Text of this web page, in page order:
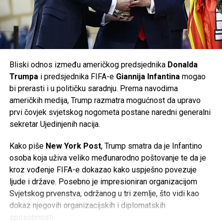
Mail
kompanije. Prema njemačkim medijima, odbor je u početnoj
fazi odbio dio predloženih mjera.
Volkswagen je ranije potvrdio da će do kraja decenije u
35.000biti u matičnom brendu Volkswagen, dok će
ostatak biti raspoređen na kompanije unutar grupacije,
uključujući AudiiPorsche. Do sada je više od37.000
zaposlenihveć prihvatilo programe dobrovoljnog odlaska
iz kompanije.
evropski proizvođač automobila nalazi pred jednim od
najvećih izazova u svojoj historiji, dok će naredni mjeseci
biti ključni za budući smjer razvoja kompanije.
Share Post
Share
Bliski odnos između američkog predsjednika Donalda
Trumpai predsjednika FIFA-e Giannija Infantinamogao
bi prerasti i u političku saradnju. Prema navodima
američkih medija, Trump razmatra mogućnost da upravo
prvi čovjek svjetskog nogometa postane naredni generalni
sekretar Ujedinjenih nacija.
Kako piše New York Post, Trump smatra da je Infantino
osoba koja uživa veliko međunarodno poštovanje te da je
kroz vođenje FIFA-e dokazao kako uspješno povezuje
ljude i države. Posebno je impresioniran organizacijom
Svjetskog prvenstva, održanog u tri zemlje, što vidi kao
dokaz njegovih organizacijskih i diplomatskih
sposobnosti.